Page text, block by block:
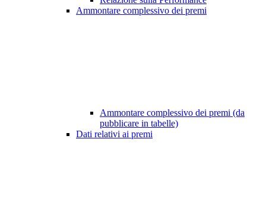
Ammontare complessivo dei premi
Ammontare complessivo dei premi (da
pubblicare in tabelle)
Dati relativi ai premi